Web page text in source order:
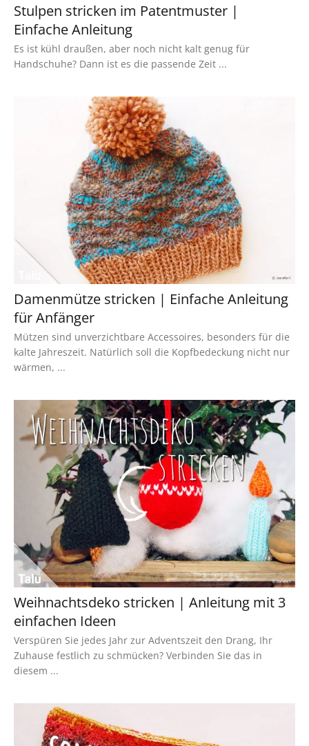
Stulpen stricken im Patentmuster |
Einfache Anleitung
Es ist kühl draußen, aber noch nicht kalt genug für
Handschuhe? Dann ist es die passende Zeit ...
Damenmütze stricken | Einfache Anleitung
für Anfänger
Mützen sind unverzichtbare Accessoires, besonders für die
kalte Jahreszeit. Natürlich soll die Kopfbedeckung nicht nur
wärmen, ...
Weihnachtsdeko stricken | Anleitung mit 3
einfachen Ideen
Verspüren Sie jedes Jahr zur Adventszeit den Drang, Ihr
Zuhause festlich zu schmücken? Verbinden Sie das in
diesem ...